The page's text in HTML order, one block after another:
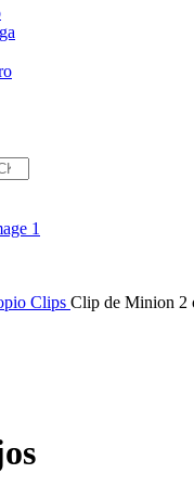
Clips Clip de Minion 2